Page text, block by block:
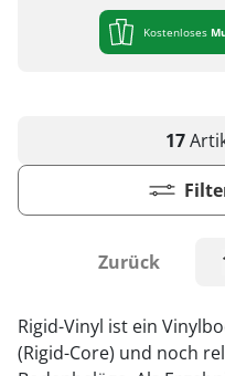
Kostenloses
17
Zurück
Rigid-Vinyl ist ein
(Rigid-Core) und noch